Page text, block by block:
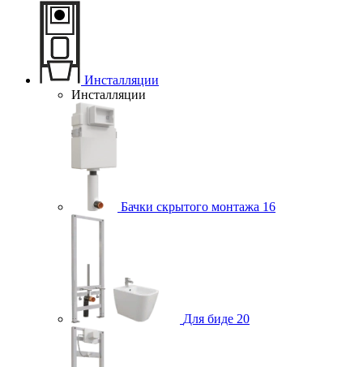
Инсталляции
Инсталляции
Бачки скрытого монтажа 16
Для биде 20